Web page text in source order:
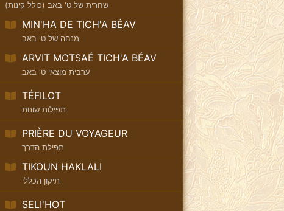
שחרית של ט' באב (כולל קינות)
MIN'HA DE TICH'A BÉAV
מנחה של ט' באב
ARVIT MOTSAÉ TICH'A BÉAV
ערבית מוצאי ט' באב
TÉFILOT
תפילות שונות
PRIÈRE DU VOYAGEUR
תפילת הדרך
TIKOUN HAKLALI
תיקון הכללי
SELI'HOT